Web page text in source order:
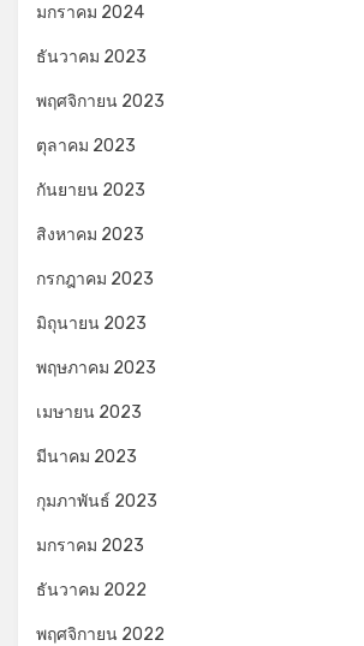
มกราคม 2024
ธันวาคม 2023
พฤศจิกายน 2023
ตุลาคม 2023
กันยายน 2023
สิงหาคม 2023
กรกฎาคม 2023
มิถุนายน 2023
พฤษภาคม 2023
เมษายน 2023
มีนาคม 2023
กุมภาพันธ์ 2023
มกราคม 2023
ธันวาคม 2022
พฤศจิกายน 2022